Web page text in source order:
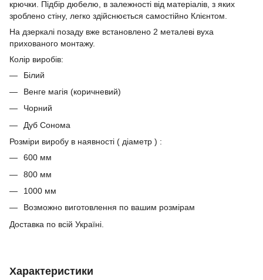
крючки. Підбір дюбелю, в залежності від матеріалів, з яких
зроблено стіну, легко здійснюється самостійно Клієнтом.
На дзеркалі позаду вже встановлено 2 металеві вуха
прихованого монтажу.
Колір виробів:
Білий
Венге магія (коричневий)
Чорний
Дуб Сонома
Розміри виробу в наявності ( діаметр ) :
600 мм
800 мм
1000 мм
Возможно виготовлення по вашим розмірам
Доставка по всій Україні.
Характеристики